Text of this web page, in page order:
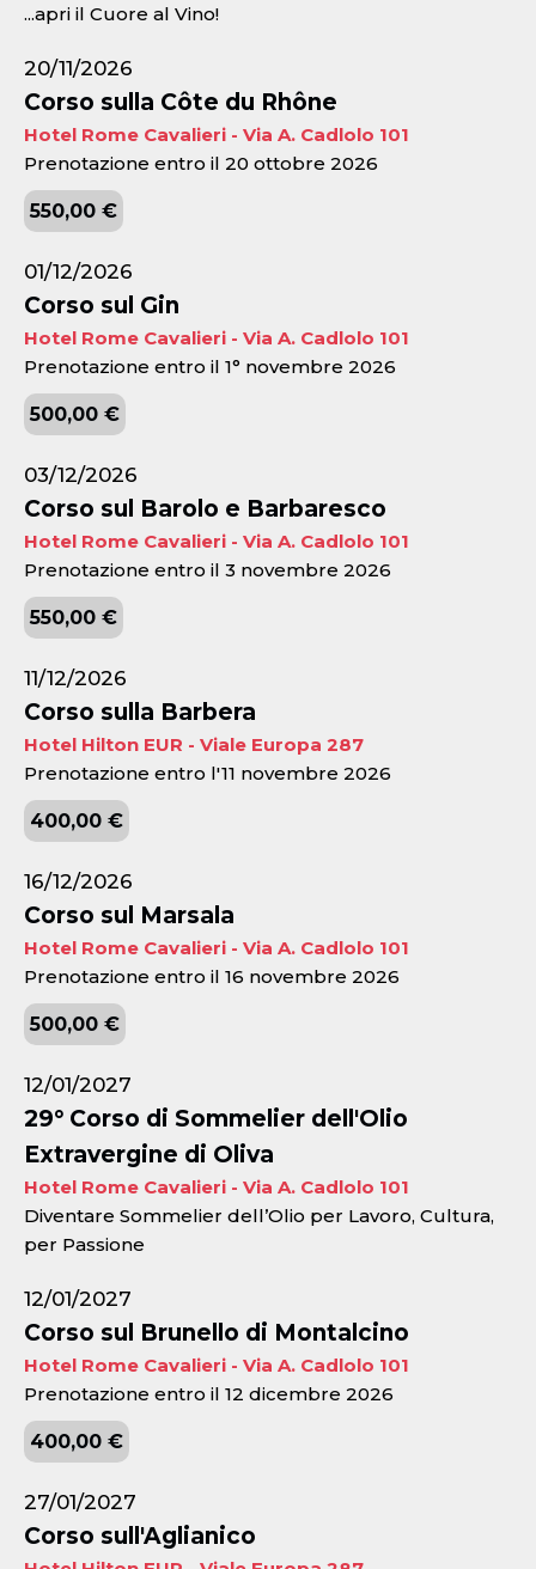
...apri il Cuore al Vino!
20/11/2026
Corso sulla Côte du Rhône
Hotel Rome Cavalieri - Via A. Cadlolo 101
Prenotazione entro il 20 ottobre 2026
550,00 €
01/12/2026
Corso sul Gin
Hotel Rome Cavalieri - Via A. Cadlolo 101
Prenotazione entro il 1° novembre 2026
500,00 €
03/12/2026
Corso sul Barolo e Barbaresco
Hotel Rome Cavalieri - Via A. Cadlolo 101
Prenotazione entro il 3 novembre 2026
550,00 €
11/12/2026
Corso sulla Barbera
Hotel Hilton EUR - Viale Europa 287
Prenotazione entro l'11 novembre 2026
400,00 €
16/12/2026
Corso sul Marsala
Hotel Rome Cavalieri - Via A. Cadlolo 101
Prenotazione entro il 16 novembre 2026
500,00 €
12/01/2027
29° Corso di Sommelier dell'Olio
Extravergine di Oliva
Hotel Rome Cavalieri - Via A. Cadlolo 101
Diventare Sommelier dell’Olio per Lavoro, Cultura,
per Passione
12/01/2027
Corso sul Brunello di Montalcino
Hotel Rome Cavalieri - Via A. Cadlolo 101
Prenotazione entro il 12 dicembre 2026
400,00 €
27/01/2027
Corso sull'Aglianico